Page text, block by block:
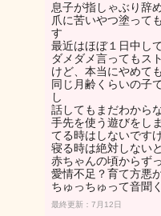
息子が指しゃぶり辞
爪に苦いやつ塗って
す
最近はほぼ１日中し
ダメダメ言ってもス
けど、本当にやめて
同じ月齢くらいの子
し
話してもまだわから
手先を使う遊びをし
てる時はしないです
寝る時は絶対しない
赤ちゃんの頃からず
愛情不足？育て方悪
ちゅっちゅって音聞
最終更新：7月12日